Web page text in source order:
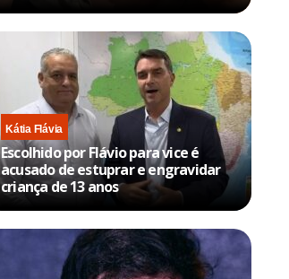
Kátia Flávia
Escolhido por Flávio para vice é
acusado de estuprar e engravidar
criança de 13 anos